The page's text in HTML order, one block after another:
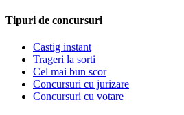
Tipuri de concursuri
Castig instant
Trageri la sorti
Cel mai bun scor
Concursuri cu jurizare
Concursuri cu votare